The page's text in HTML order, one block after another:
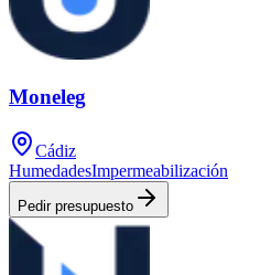
Moneleg
Cádiz
HumedadesImpermeabilización
Pedir presupuesto